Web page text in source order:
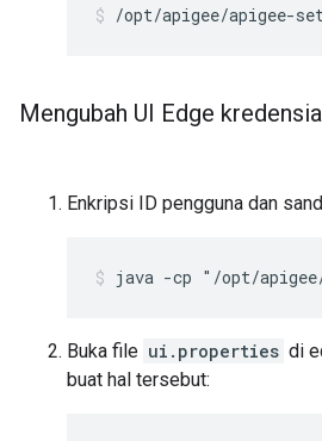
/opt/apigee/apigee-
Mengubah UI Edge
Enkripsi ID pengguna dan
java -cp "/opt/
Buka file ui.properties di
buat hal tersebut: